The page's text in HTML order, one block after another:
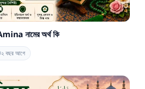
নামের অর্থ কি
২ বছর আগে